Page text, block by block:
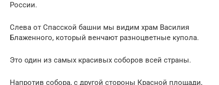
России.
Слева от Спасской башни мы видим храм Василия
Блаженного, который венчают разноцветные купола.
Это один из самых красивых соборов всей страны.
Напротив собора, с другой стороны Красной площади,